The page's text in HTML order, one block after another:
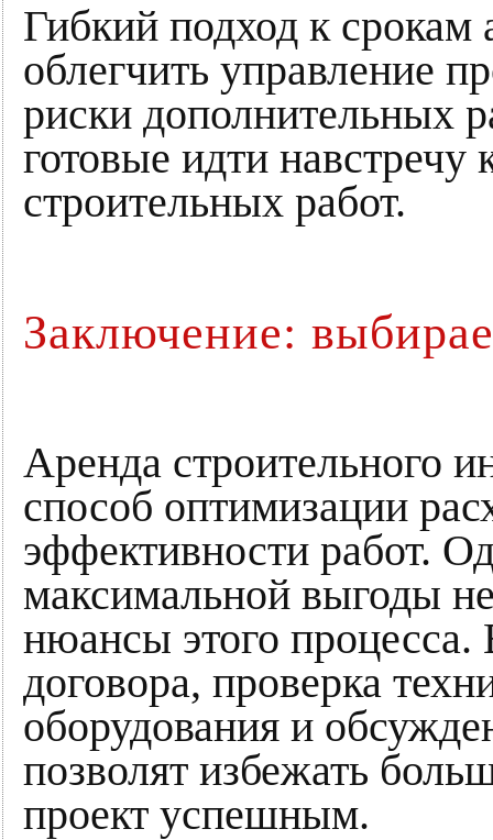
Гибкий подход к срокам
облегчить управление
риски дополнительных
готовые идти
строительных работ.
Заключение:
Аренда строительного
способ оптимизации
эффективности работ.
максимальной выгоды
нюансы этого процесса.
договора, проверка
оборудования и
позволят избежать
проект успешным.